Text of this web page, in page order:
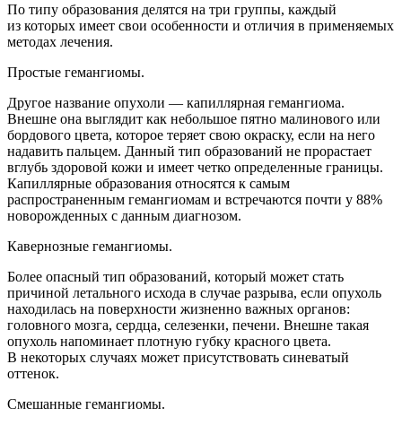
По типу образования делятся на три группы, каждый
из которых имеет свои особенности и отличия в применяемых
методах лечения.
Простые гемангиомы.
Другое название опухоли — капиллярная гемангиома.
Внешне она выглядит как небольшое пятно малинового или
бордового цвета, которое теряет свою окраску, если на него
надавить пальцем. Данный тип образований не прорастает
вглубь здоровой кожи и имеет четко определенные границы.
Капиллярные образования относятся к самым
распространенным гемангиомам и встречаются почти у 88%
новорожденных с данным диагнозом.
Кавернозные гемангиомы.
Более опасный тип образований, который может стать
причиной летального исхода в случае разрыва, если опухоль
находилась на поверхности жизненно важных органов:
головного мозга, сердца, селезенки, печени. Внешне такая
опухоль напоминает плотную губку красного цвета.
В некоторых случаях может присутствовать синеватый
оттенок.
Смешанные гемангиомы.